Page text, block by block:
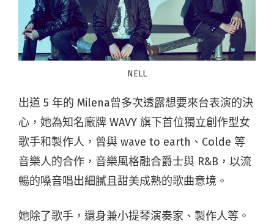
NELL
出道 5 年的 Milena曾多次透露想要來台表演的決
心，她為知名廠牌 WAVY 旗下首位獨立創作型女
歌手和製作人，曾與 wave to earth、Colde 等
音樂人的合作，音樂風格融合爵士與 R&B，以流
暢的嗓音唱出細膩且甜美成熟的歌曲意境。
她除了歌手，還身兼小提琴演奏家、製作人等。